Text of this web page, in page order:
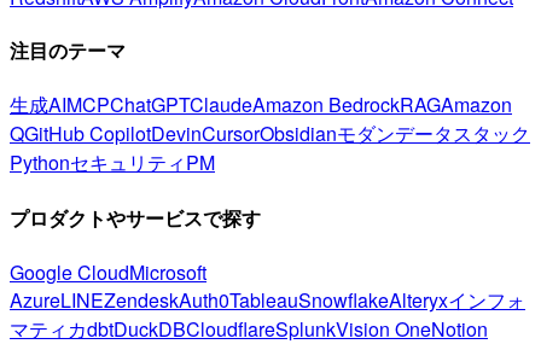
注目のテーマ
生成AIMCPChatGPTClaudeAmazon BedrockRAGAmazon
QGitHub CopilotDevinCursorObsidianモダンデータスタック
PythonセキュリティPM
プロダクトやサービスで探す
Google CloudMicrosoft
AzureLINEZendeskAuth0TableauSnowflakeAlteryxインフォ
マティカdbtDuckDBCloudflareSplunkVision OneNotion